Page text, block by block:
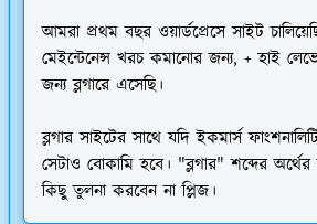
আমরা প্রথম বছর ওয়ার্ডপ্রেসে সাইট
মেইন্টেনেন্স খরচ কমানোর জন্য, + হাই
জন্য ব্লগারে এসেছি।
ব্লগার সাইটের সাথে যদি ইকমার্স
সেটাও বোকামি হবে। "ব্লগার" শব্দের
কিছু তুলনা করবেন না প্লিজ।